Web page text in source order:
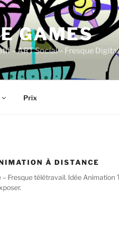
GAMES
– ART Social – Fresque
Prix
À DISTANCE
Fresque télétravail. Idée